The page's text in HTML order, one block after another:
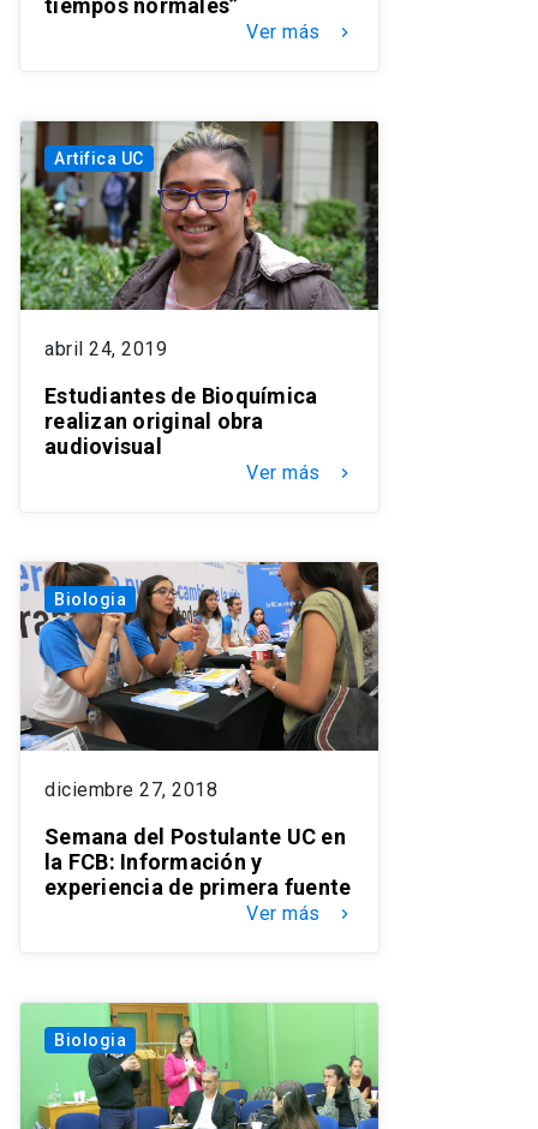
tiempos normales”
Ver más keyboard_arrow_right
Artifica UC
abril 24, 2019
Estudiantes de Bioquímica
realizan original obra
audiovisual
Ver más keyboard_arrow_right
Biologia
diciembre 27, 2018
Semana del Postulante UC en
la FCB: Información y
experiencia de primera fuente
Ver más keyboard_arrow_right
Biologia